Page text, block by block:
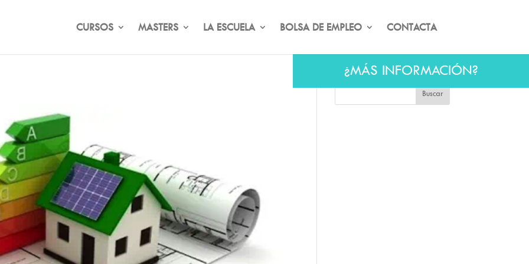
CURSOS MASTERS LA ESCUELA BOLSA DE EMPLEO CONTACTA
¿MÁS INFORMACIÓN?